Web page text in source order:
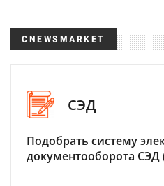
CNEWSMARKET
СЭД
Подобрать систему
документооборота СЭД